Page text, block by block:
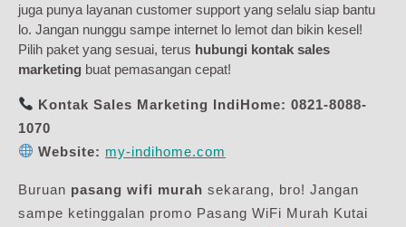
juga punya layanan customer support yang selalu siap bantu
lo. Jangan nunggu sampe internet lo lemot dan bikin kesel!
Pilih paket yang sesuai, terus hubungi kontak sales
marketing buat pemasangan cepat!
Kontak Sales Marketing IndiHome: 0821-8088-
1070
Website: my-indihome.com
Buruan pasang wifi murah sekarang, bro! Jangan
sampe ketinggalan promo Pasang WiFi Murah Kutai